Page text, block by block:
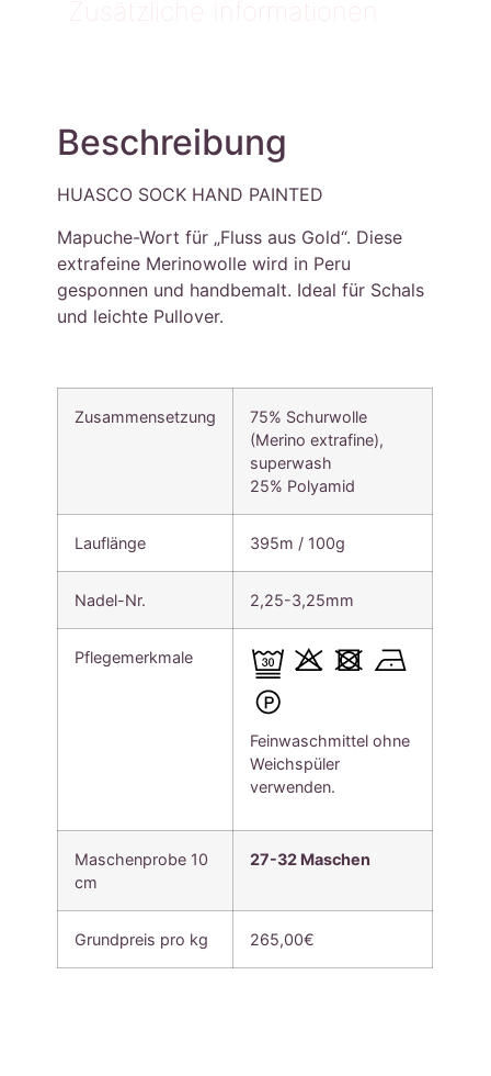
Zusätzliche Informationen
Beschreibung
HUASCO SOCK HAND PAINTED
Mapuche-Wort für „Fluss aus Gold“. Diese
extrafeine Merinowolle wird in Peru
gesponnen und handbemalt. Ideal für Schals
und leichte Pullover.
Zusammensetzung
75% Schurwolle
(Merino extrafine),
superwash
25% Polyamid
Lauflänge 395m / 100g
Nadel-Nr. 2,25-3,25mm
Pflegemerkmale
Feinwaschmittel ohne
Weichspüler
verwenden.
Maschenprobe 10
cm
27-32 Maschen
Grundpreis pro kg 265,00€